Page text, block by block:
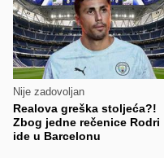
Nije zadovoljan
Realova greška stoljeća?!
Zbog jedne rečenice Rodri
ide u Barcelonu